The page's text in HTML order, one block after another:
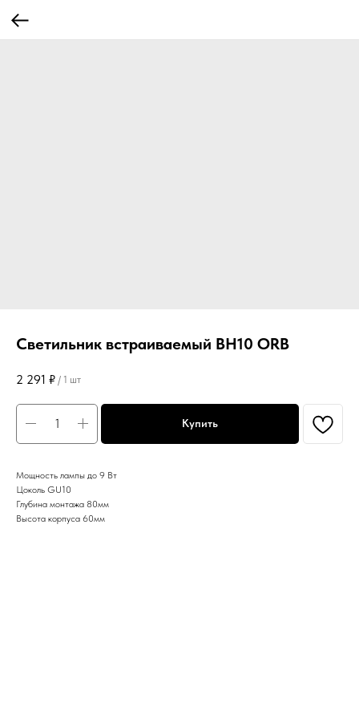
Светильник встраиваемый ВН10 ORB
2 291 ₽ / 1 шт
Купить
Мощность лампы до 9 Вт
Цоколь GU10
Глубина монтажа 80мм
Высота корпуса 60мм